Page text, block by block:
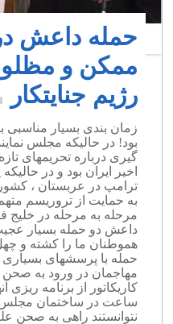
حمله داعش
ممکن و
رژیم جنایتکار
زمان بندی بسیار مناسبی
بود! در حالیکه مجلس
گیری درباره تحریمهای
اخیر ایران بود و در
ترامپ در عربستان ،
به حمایت از تروریسم
مرحله به مرحله در خلیج
داعش دو حمله بسیار عجیب
هموطنان ما را کشته و
حمله با پرسشهای بسیاری
مهاجمان در ورود به
کاریکاتور از برنامه
ساعت در ساختمان مجلس
نتوانستند راهی به صحن